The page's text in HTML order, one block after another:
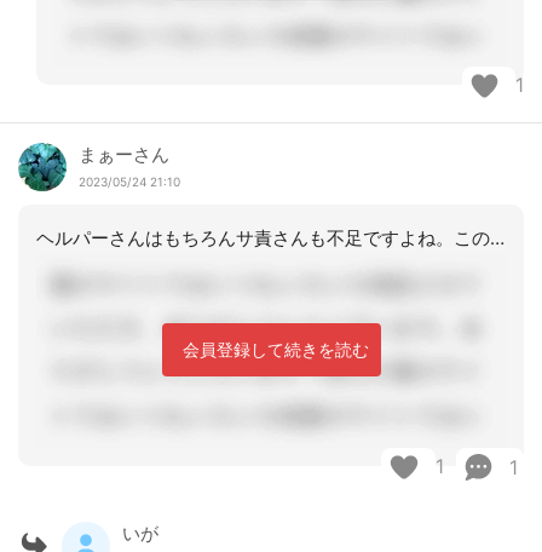
1
まぁーさん
2023/05/24 21:10
ヘルパーさんはもちろんサ責さんも不足ですよね。この業界いったいどうなるのかと不安
会員登録して続きを読む
1 1
いが